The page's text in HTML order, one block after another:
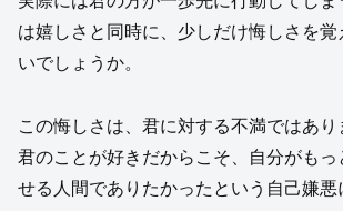
は嬉しさと同時に、少しだけ悔しさを
いでしょうか。
この悔しさは、君に対する不満ではあり
君のことが好きだからこそ、自分がも
せる人間でありたかったという自己嫌悪